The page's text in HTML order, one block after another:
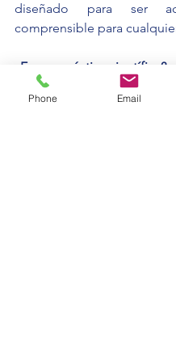
diseñado para ser
comprensible para
¿Es una práctica científica?
No es una ciencia
incorpora principios de la
Phone Email